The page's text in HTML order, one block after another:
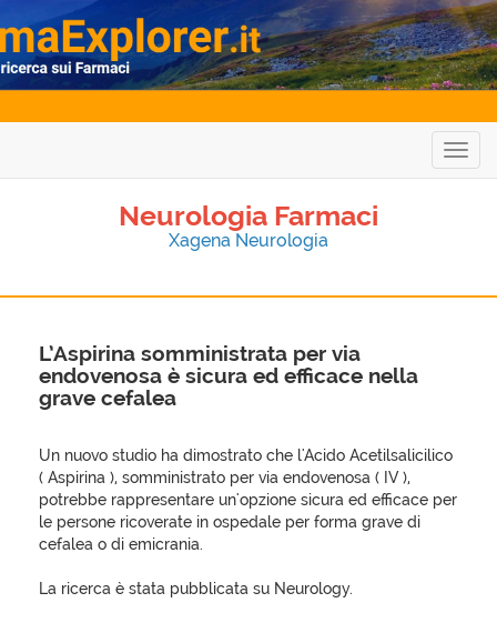
Neurologia Farmaci
Xagena Neurologia
L’Aspirina somministrata per via
endovenosa è sicura ed efficace nella
grave cefalea
Un nuovo studio ha dimostrato che l'Acido Acetilsalicilico
( Aspirina ), somministrato per via endovenosa ( IV ),
potrebbe rappresentare un'opzione sicura ed efficace per
le persone ricoverate in ospedale per forma grave di
cefalea o di emicrania.
La ricerca è stata pubblicata su Neurology.